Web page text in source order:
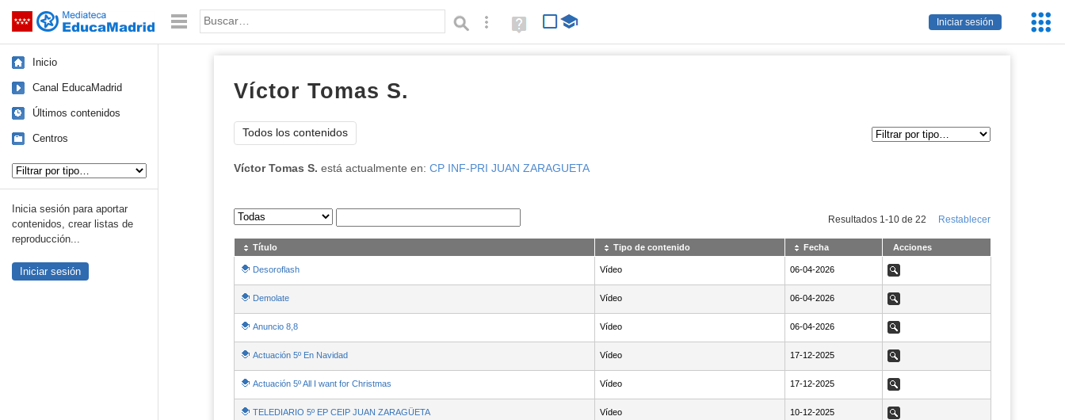
Saltar navegación
Iniciar sesión
Palabra o frase: Búsqueda avanzada
Ayuda
(en
Inicio
Canal EducaMadrid
Últimos contenidos
Centros
Inicia sesión para aportar
contenidos, crear listas de
reproducción...
Iniciar sesión
Víctor Tomas S.
Todos los contenidos
Víctor Tomas S. está actualmente en: CP INF-PRI JUAN ZARAGUETA
Sus archivos Resultados 1 -10de 22 Restablecer
Título Tipo de contenido Fecha Acciones
Desoroflash Vídeo NaN06-04-2026
06-04-2026 Ver
Demolate Vídeo NaN06-04-2026
06-04-2026 Ver
Anuncio 8,8 Vídeo NaN06-04-2026
06-04-2026 Ver
Actuación 5º En Navidad Vídeo NaN17-12-2025
17-12-2025 Ver
Actuación 5º All I want for Christmas Vídeo NaN17-12-2025
17-12-2025 Ver
TELEDIARIO 5º EP CEIP JUAN ZARAGÜETA Vídeo NaN10-12-2025
10-12-2025 Ver